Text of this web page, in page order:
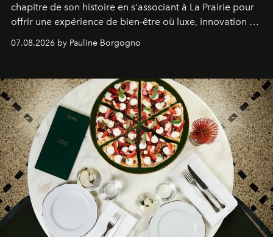
chapitre de son histoire en s'associant à La Prairie pour
offrir une expérience de bien-être où luxe, innovation et
07.08.2026 by Pauline Borgogno